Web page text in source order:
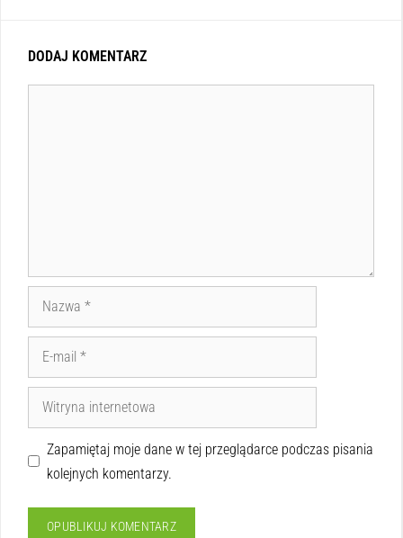
DODAJ KOMENTARZ
Zapamiętaj moje dane w tej przeglądarce podczas pisania
kolejnych komentarzy.